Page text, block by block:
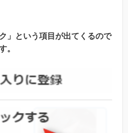
」という項目が出てくるので
。